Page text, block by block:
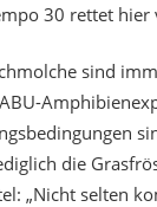
30 rettet hier
sind
die
„Nicht selten